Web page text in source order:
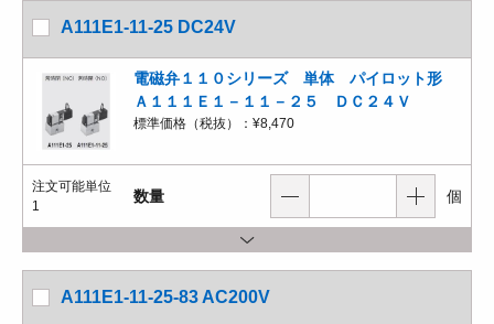
A111E1-11-25 DC24V
電磁弁１１０シリーズ 単体 パイロット形
Ａ１１１Ｅ１－１１－２５ ＤＣ２４Ｖ
標準価格（税抜）： ¥8,470
注文可能単位
1
数量 個
A111E1-11-25-83 AC200V